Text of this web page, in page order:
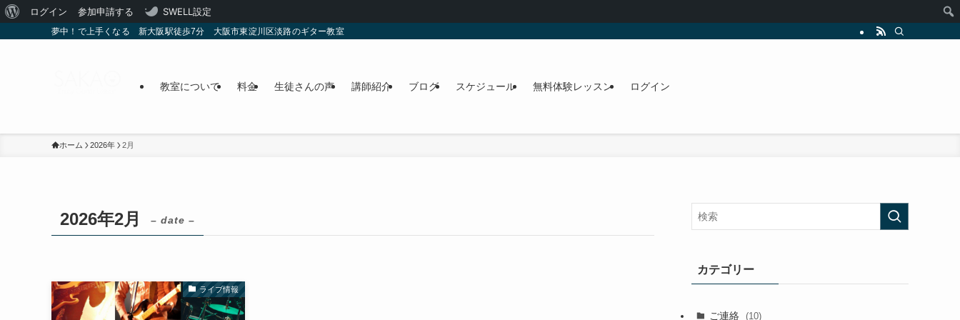
WordPress
ログイン 参加申請する SWELL設定
夢中！で上手くなる 新大阪駅徒歩7分 大阪市東淀川区淡路のギター教室
教室について 料金 生徒さんの声 講師紹介 ブログ スケジュール 無料体験レッスン ログイン
ホーム 2026年 2月
2026年2月 – date –
ライブ情報
カテゴリー
ご連絡 (10)